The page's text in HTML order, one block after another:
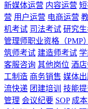
新媒体运营 内容运营
营 用户运营 电商运营
机考试 司法考试 研究
管理师职业资格（PMP）
筑师考试 建造师考试
客服咨询 其他岗位 酒
工制造 商务销售 媒体
流快递 团建培训 技能
管理 会议纪要 SOP 成